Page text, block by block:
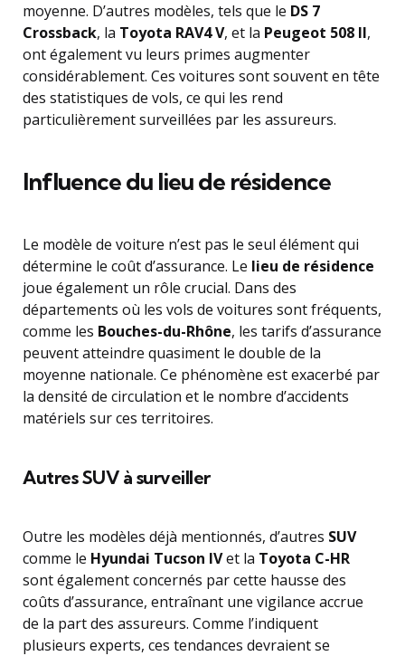
moyenne. D’autres modèles, tels que le DS 7
Crossback, la Toyota RAV4 V, et la Peugeot 508 II,
ont également vu leurs primes augmenter
considérablement. Ces voitures sont souvent en tête
des statistiques de vols, ce qui les rend
particulièrement surveillées par les assureurs.
Influence du lieu de résidence
Le modèle de voiture n’est pas le seul élément qui
détermine le coût d’assurance. Le lieu de résidence
joue également un rôle crucial. Dans des
départements où les vols de voitures sont fréquents,
comme les Bouches-du-Rhône, les tarifs d’assurance
peuvent atteindre quasiment le double de la
moyenne nationale. Ce phénomène est exacerbé par
la densité de circulation et le nombre d’accidents
matériels sur ces territoires.
Autres SUV à surveiller
Outre les modèles déjà mentionnés, d’autres SUV
comme le Hyundai Tucson IVet la Toyota C-HR
sont également concernés par cette hausse des
coûts d’assurance, entraînant une vigilance accrue
de la part des assureurs. Comme l’indiquent
plusieurs experts, ces tendances devraient se